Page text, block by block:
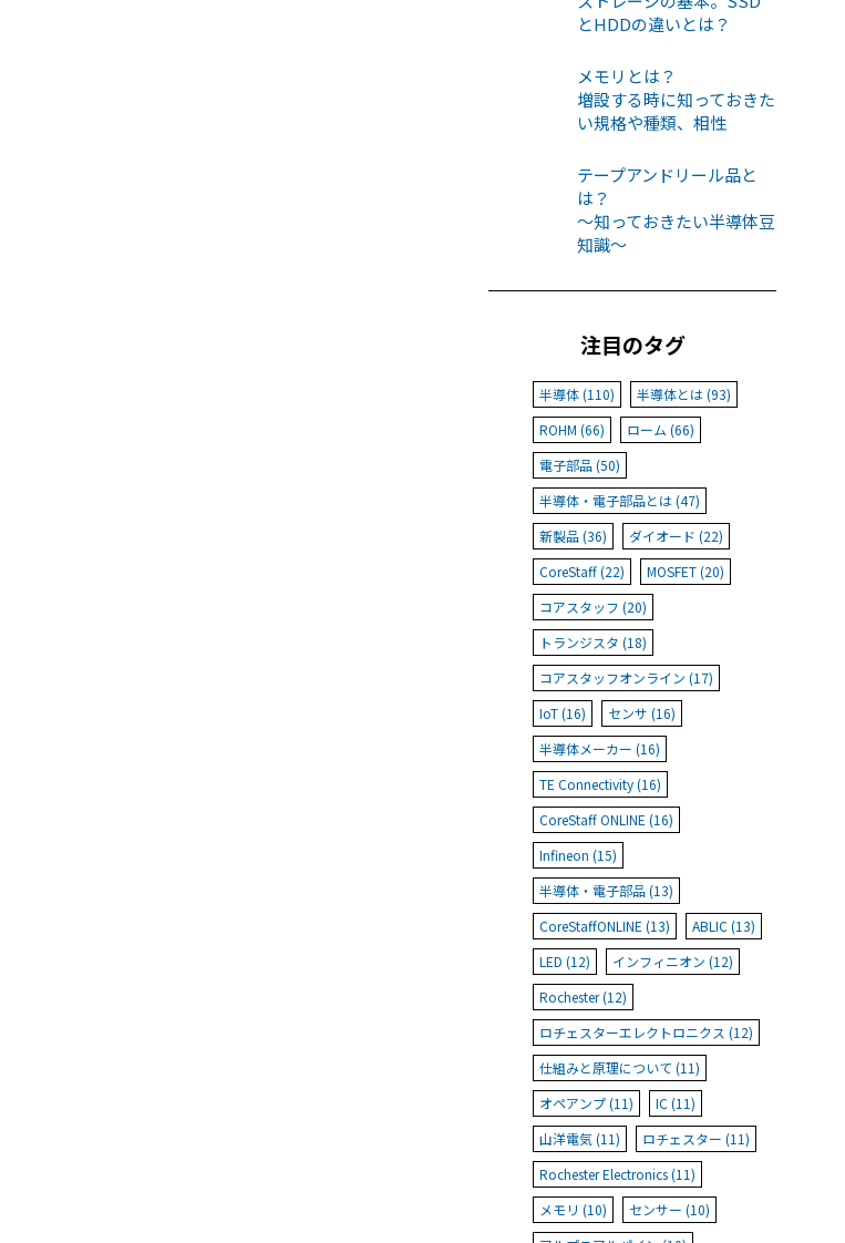
とHDDの違いとは？
メモリとは？
増設する時に知っておきた
い規格や種類、相性
テープアンドリール品と
は？
〜知っておきたい半導体豆
知識〜
注目のタグ
半導体 (110)
半導体とは (93)
ROHM (66)
ローム (66)
電子部品 (50)
半導体・電子部品とは (47)
新製品 (36)
ダイオード (22)
CoreStaff (22)
MOSFET (20)
コアスタッフ (20)
トランジスタ (18)
コアスタッフオンライン (17)
IoT (16)
センサ (16)
半導体メーカー (16)
TE Connectivity (16)
CoreStaff ONLINE (16)
Infineon (15)
半導体・電子部品 (13)
CoreStaffONLINE (13)
ABLIC (13)
LED (12)
インフィニオン (12)
Rochester (12)
ロチェスターエレクトロニクス (12)
仕組みと原理について (11)
オペアンプ (11)
IC (11)
山洋電気 (11)
ロチェスター (11)
Rochester Electronics (11)
メモリ (10)
センサー (10)